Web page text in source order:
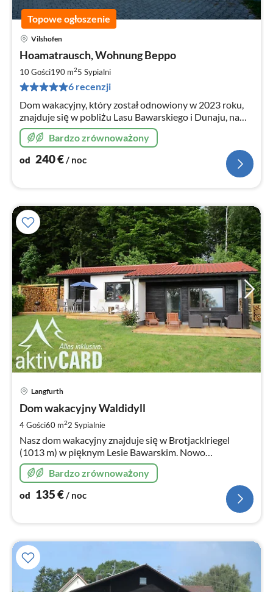
Topowe ogłoszenie
Vilshofen
Hoamatrausch, Wohnung Beppo
10 Gości190 m25 Sypialni
6 recenzji
Dom wakacyjny, który został odnowiony w 2023 roku,
znajduje się w pobliżu Lasu Bawarskiego i Dunaju, na
skraju wioski. Dom można również zarezerwować jako
całość (apartamenty Milan i Beppo).
Bardzo zrównoważony
od 240€/ noc
Langfurth
Dom wakacyjny Waldidyll
4 Gości60 m22 Sypialnie
Nasz dom wakacyjny znajduje się w Brotjacklriegel
(1013 m) w pięknym Lesie Bawarskim. Nowo
wyremontowany domek letniskowy to idealne
zakwaterowanie w każdym sezonie!
Bardzo zrównoważony
od 135€ / noc